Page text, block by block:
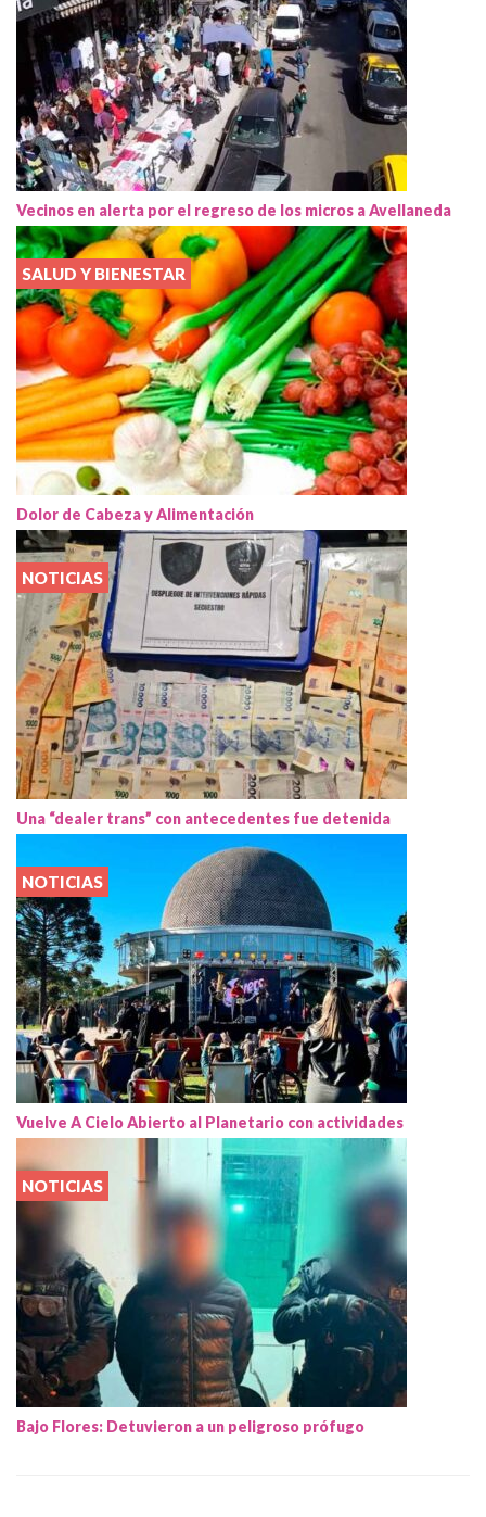
Vecinos en alerta por el regreso de los micros a Avellaneda
SALUD Y BIENESTAR
Dolor de Cabeza y Alimentación
NOTICIAS
Una “dealer trans” con antecedentes fue detenida
NOTICIAS
Vuelve A Cielo Abierto al Planetario con actividades
NOTICIAS
Bajo Flores: Detuvieron a un peligroso prófugo